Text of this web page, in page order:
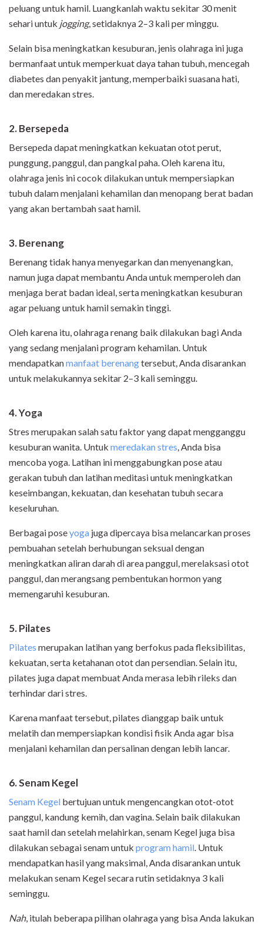
peluang untuk hamil. Luangkanlah waktu sekitar 30 menit
sehari untuk jogging, setidaknya 2–3 kali per minggu.
Selain bisa meningkatkan kesuburan, jenis olahraga ini juga
bermanfaat untuk memperkuat daya tahan tubuh, mencegah
diabetes dan penyakit jantung, memperbaiki suasana hati,
dan meredakan stres.
2. Bersepeda
Bersepeda dapat meningkatkan kekuatan otot perut,
punggung, panggul, dan pangkal paha. Oleh karena itu,
olahraga jenis ini cocok dilakukan untuk mempersiapkan
tubuh dalam menjalani kehamilan dan menopang berat badan
yang akan bertambah saat hamil.
3. Berenang
Berenang tidak hanya menyegarkan dan menyenangkan,
namun juga dapat membantu Anda untuk memperoleh dan
menjaga berat badan ideal, serta meningkatkan kesuburan
agar peluang untuk hamil semakin tinggi.
Oleh karena itu, olahraga renang baik dilakukan bagi Anda
yang sedang menjalani program kehamilan. Untuk
mendapatkanmanfaat berenangtersebut, Anda disarankan
untuk melakukannya sekitar 2–3 kali seminggu.
4. Yoga
Stres merupakan salah satu faktor yang dapat mengganggu
kesuburan wanita. Untuk meredakan stres, Anda bisa
mencoba yoga. Latihan ini menggabungkan pose atau
gerakan tubuh dan latihan meditasi untuk meningkatkan
keseimbangan, kekuatan, dan kesehatan tubuh secara
keseluruhan.
Berbagai poseyoga juga dipercaya bisa melancarkan proses
pembuahan setelah berhubungan seksual dengan
meningkatkan aliran darah di area panggul, merelaksasi otot
panggul, dan merangsang pembentukan hormon yang
memengaruhi kesuburan.
5. Pilates
Pilates merupakan latihan yang berfokus pada fleksibilitas,
kekuatan, serta ketahanan otot dan persendian. Selain itu,
pilates juga dapat membuat Anda merasa lebih rileks dan
terhindar dari stres.
Karena manfaat tersebut, pilates dianggap baik untuk
melatih dan mempersiapkan kondisi fisik Anda agar bisa
menjalani kehamilan dan persalinan dengan lebih lancar.
6. Senam Kegel
Senam Kegel bertujuan untuk mengencangkan otot-otot
panggul, kandung kemih, dan vagina. Selain baik dilakukan
saat hamil dan setelah melahirkan, senam Kegel juga bisa
dilakukan sebagai senam untuk program hamil. Untuk
mendapatkan hasil yang maksimal, Anda disarankan untuk
melakukan senam Kegel secara rutin setidaknya 3 kali
seminggu.
Nah, itulah beberapa pilihan olahraga yang bisa Anda lakukan